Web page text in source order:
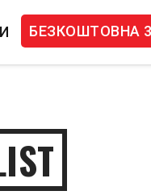
БЕЗКОШТОВНА